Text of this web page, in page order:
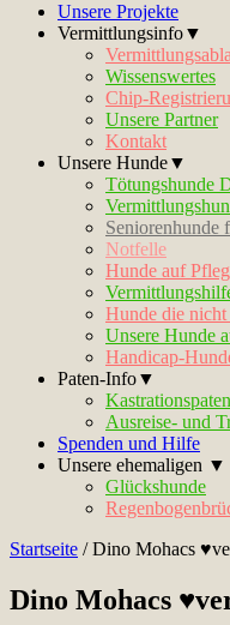
Unsere Projekte
Vermittlungsinfo▼
Wissenswertes
Chip-
Unsere Partner
Kontakt
Unsere Hunde▼
Tötungshunde
Seniorenhunde
Notfelle
Hunde auf
Hunde die
Unsere Hunde
Handicap-
Paten-Info▼
Ausreise- und
Spenden und Hilfe
Unsere ehemaligen ▼
Glückshunde
Startseite /Dino Mohacs
Dino Mohacs